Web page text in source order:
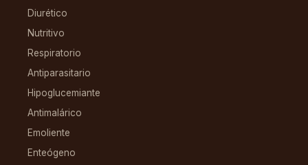
Diurético
Nutritivo
Respiratorio
Antiparasitario
Hipoglucemiante
Antimalárico
Emoliente
Enteógeno